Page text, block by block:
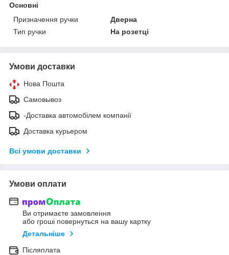
Основні
Призначення ручки
Дверна
Тип ручки
На розетці
Умови доставки
Нова Пошта
Самовывоз
-Доставка автомобілем компанії
Доставка курьером
Всі умови доставки
Умови оплати
Ви отримаєте замовлення
або гроші повернуться на вашу картку
Детальніше
Післяплата